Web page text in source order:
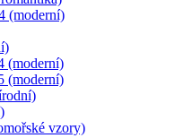
(moderní)
(moderní)
(moderní)
vzory)